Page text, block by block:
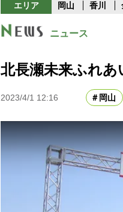
エリア 岡山 香川
ニュース
北長瀬未来ふれ
2023/4/1 12:16 岡山